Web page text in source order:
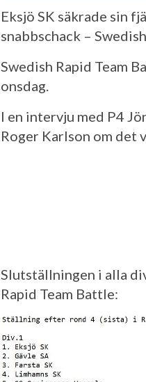
Eksjö SK säkrade sin
snabbschack –
Swedish Rapid Team
onsdag.
I en intervju med P4
Roger Karlson om det
Slutställningen i alla
Rapid Team Battle: